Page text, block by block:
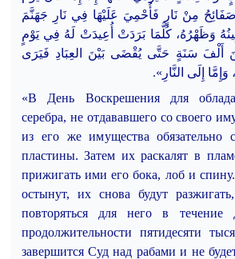
مِنْ نَارٍ فَأُحْمِيَ عَلَيْهَا فِي نَارِ جَهَنَّمَ
وَظَهْرُهُ، كُلَّمَا بَرَدَتْ أُعِيدَتْ لَهُ فِي يَوْمٍ
أَلْفَ سَنَةٍ حَتَّى يُقْضَى بَيْنَ العِبَادِ فَيَرَى
إِلَى النَّارِ».
«В День Воскрешения для
серебра, не отдававшего со своего
из его же имущества обязательно
пластины. Затем их раскалят в
прижигать ими его бока, лоб и
остынут, их снова будут
повторяться для него в
продолжительности пятидесяти
завершится Суд над рабами и не